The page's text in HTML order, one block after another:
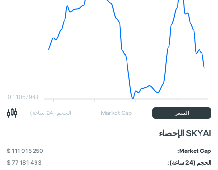
0.11057948
السعر Market Cap الحجم (24 ساعة)
SKYAI الإحصاء
Market Cap:
$ 111 915 250
الحجم (24 ساعة):
$ 77 181 493